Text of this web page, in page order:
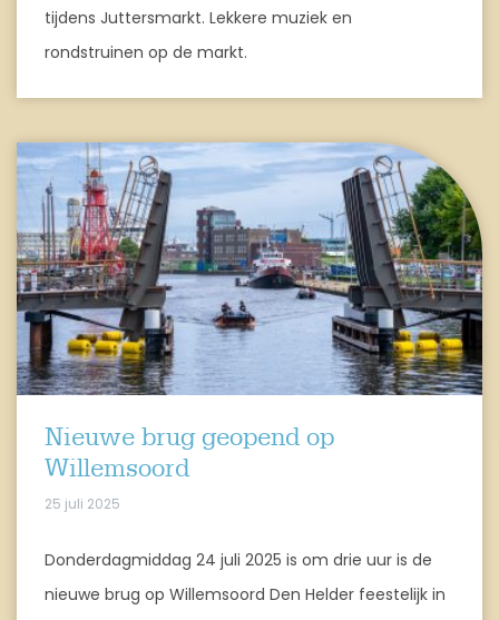
tijdens Juttersmarkt. Lekkere muziek en
rondstruinen op de markt.
Nieuwe brug geopend op
Willemsoord
25 juli 2025
Donderdagmiddag 24 juli 2025 is om drie uur is de
nieuwe brug op Willemsoord Den Helder feestelijk in